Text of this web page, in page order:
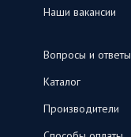
Наши вакансии
Вопросы и ответы
Каталог
Производители